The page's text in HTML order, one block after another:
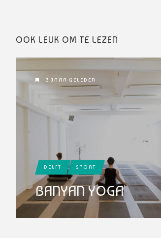
OOK LEUK OM TE LEZEN
3 JAAR GELEDEN
DELFT SPORT
BANYAN YOGA